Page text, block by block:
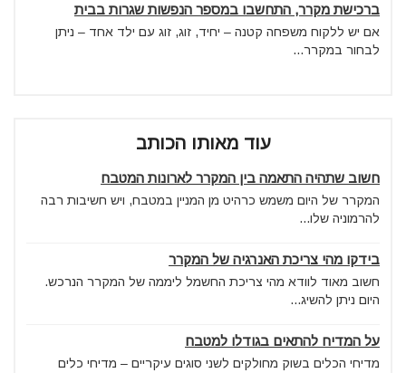
ברכישת מקרר, התחשבו במספר הנפשות שגרות בבית
אם יש ללקוח משפחה קטנה – יחיד, זוג, זוג עם ילד אחד – ניתן
לבחור במקרר...
עוד מאותו הכותב
חשוב שתהיה התאמה בין המקרר לארונות המטבח
המקרר של היום משמש כרהיט מן המניין במטבח, ויש חשיבות רבה
להרמוניה שלו...
בידקו מהי צריכת האנרגיה של המקרר
חשוב מאוד לוודא מהי צריכת החשמל ליממה של המקרר הנרכש.
היום ניתן להשיג...
על המדיח להתאים בגודלו למטבח
מדיחי הכלים בשוק מחולקים לשני סוגים עיקריים – מדיחי כלים